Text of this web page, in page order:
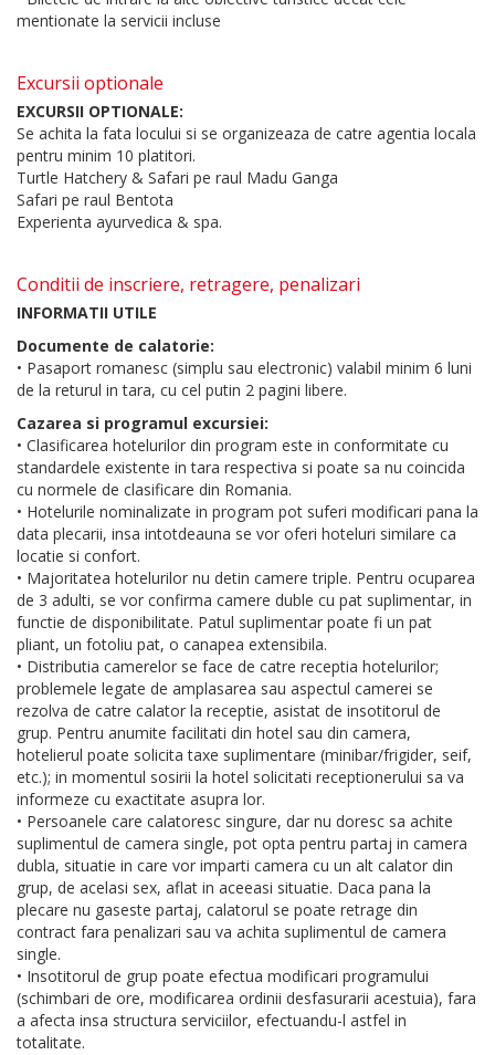
mentionate la servicii incluse
Excursii optionale
EXCURSII OPTIONALE:
Se achita la fata locului si se organizeaza de catre agentia locala
pentru minim 10 platitori.
Turtle Hatchery & Safari pe raul Madu Ganga
Safari pe raul Bentota
Experienta ayurvedica & spa.
Conditii de inscriere, retragere, penalizari
INFORMATII UTILE
Documente de calatorie:
• Pasaport romanesc (simplu sau electronic) valabil minim 6 luni
de la returul in tara, cu cel putin 2 pagini libere.
Cazarea si programul excursiei:
• Clasificarea hotelurilor din program este in conformitate cu
standardele existente in tara respectiva si poate sa nu coincida
cu normele de clasificare din Romania.
• Hotelurile nominalizate in program pot suferi modificari pana la
data plecarii, insa intotdeauna se vor oferi hoteluri similare ca
locatie si confort.
• Majoritatea hotelurilor nu detin camere triple. Pentru ocuparea
de 3 adulti, se vor confirma camere duble cu pat suplimentar, in
functie de disponibilitate. Patul suplimentar poate fi un pat
pliant, un fotoliu pat, o canapea extensibila.
• Distributia camerelor se face de catre receptia hotelurilor;
problemele legate de amplasarea sau aspectul camerei se
rezolva de catre calator la receptie, asistat de insotitorul de
grup. Pentru anumite facilitati din hotel sau din camera,
hotelierul poate solicita taxe suplimentare (minibar/frigider, seif,
etc.); in momentul sosirii la hotel solicitati receptionerului sa va
informeze cu exactitate asupra lor.
• Persoanele care calatoresc singure, dar nu doresc sa achite
suplimentul de camera single, pot opta pentru partaj in camera
dubla, situatie in care vor imparti camera cu un alt calator din
grup, de acelasi sex, aflat in aceeasi situatie. Daca pana la
plecare nu gaseste partaj, calatorul se poate retrage din
contract fara penalizari sau va achita suplimentul de camera
single.
• Insotitorul de grup poate efectua modificari programului
(schimbari de ore, modificarea ordinii desfasurarii acestuia), fara
a afecta insa structura serviciilor, efectuandu-l astfel in
totalitate.